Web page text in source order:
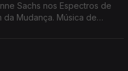
Sachs nos Espectros de
da Mudança. Música de